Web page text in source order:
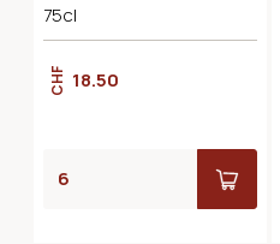
75cl
CHF 18.50